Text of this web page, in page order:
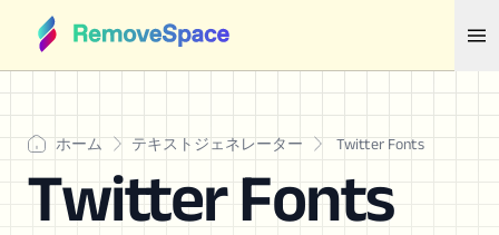
ホーム テキストジェネレーター Twitter Fonts
Twitter Fonts